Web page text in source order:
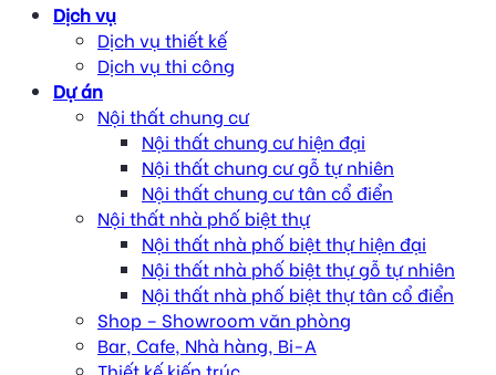
Dịch vụ
Dịch vụ thiết kế
Dịch vụ thi công
Dự án
Nội thất chung cư
Nội thất chung cư hiện đại
Nội thất chung cư gỗ tự nhiên
Nội thất chung cư tân cổ điển
Nội thất nhà phố biệt thự
Nội thất nhà phố biệt thự hiện đại
Nội thất nhà phố biệt thự gỗ tự nhiên
Nội thất nhà phố biệt thự tân cổ điển
Shop – Showroom văn phòng
Bar, Cafe, Nhà hàng, Bi-A